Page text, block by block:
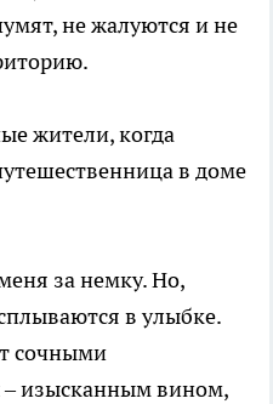
не жалуются и не
жители, когда
в доме
за немку. Но,
в улыбке.
сочными
изысканным вином,